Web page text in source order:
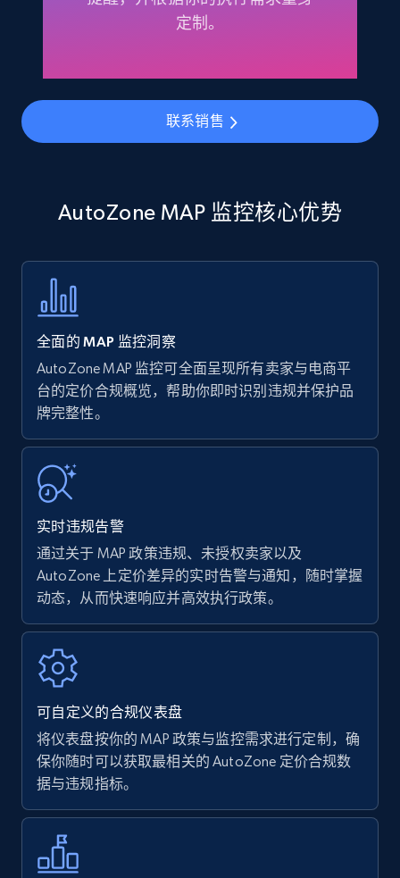
Amazon products - find products by using
price, Currency, Availability, Reviews count, and
more.
35.2K+ 5.7K+ 立即开始
URL, Product name, Product rating, Product
rating object, Product rating max, Rating,
Author name, Asin, and more.
7.4K+ 870+
Walmart - products
URL, Final price, Sku, Currency, Gtin,
Specifications, Image urls, Top reviews, and
more.
5.6K+ 874+ 立即开始
using specific category URL
URL, Final price, Sku, Currency, Gtin,
Specifications, Image urls, Top reviews, and
more.
5.6K+
Walmart - products - Collects products by
定制。
联系销售
AutoZone MAP 监控核心优势
全面的 MAP 监控洞察
AutoZone MAP 监控可全面呈现所有卖家与电商平
台的定价合规概览，帮助你即时识别违规并保护品
牌完整性。
实时违规告警
通过关于 MAP 政策违规、未授权卖家以及
AutoZone 上定价差异的实时告警与通知，随时掌握
动态，从而快速响应并高效执行政策。
可自定义的合规仪表盘
将仪表盘按你的 MAP 政策与监控需求进行定制，确
保你随时可以获取最相关的 AutoZone 定价合规数
据与违规指标。